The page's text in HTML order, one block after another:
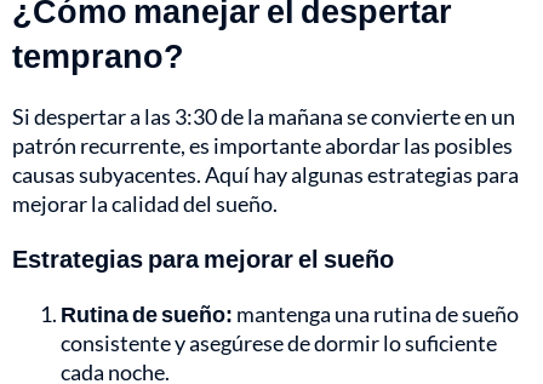
¿Cómo manejar el despertar
temprano?
Si despertar a las 3:30 de la mañana se convierte en un
patrón recurrente, es importante abordar las posibles
causas subyacentes. Aquí hay algunas estrategias para
mejorar la calidad del sueño.
Estrategias para mejorar el sueño
Rutina de sueño: mantenga una rutina de sueño
consistente y asegúrese de dormir lo suficiente
cada noche.